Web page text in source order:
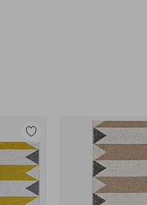
Tilføj
til
favoritter